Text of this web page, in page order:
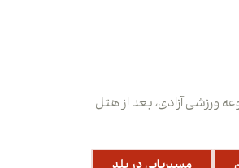
ورزشی آزادی، بعد از هتل